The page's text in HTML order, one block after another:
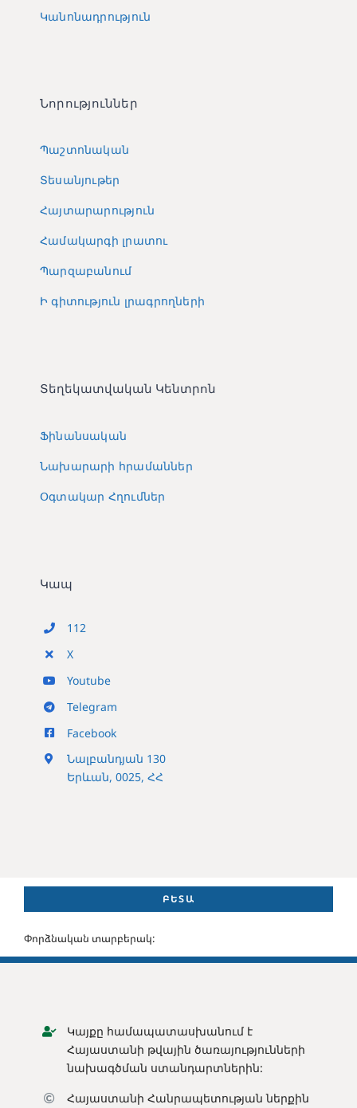
Կանոնադրություն
Նորություններ
Պաշտոնական
Տեսանյութեր
Հայտարարություն
Համակարգի լրատու
Պարզաբանում
Ի գիտություն լրագրողների
Տեղեկատվական Կենտրոն
Ֆինանսական
Նախարարի հրամաններ
Օգտակար Հղումներ
Կապ
112
X
Youtube
Telegram
Facebook
Նալբանդյան 130
Երևան, 0025, ՀՀ
ԲԵՏԱ
Փորձնական տարբերակ:
Կայքը համապատասխանում է
Հայաստանի թվային ծառայությունների
նախագծման ստանդարտներին:
Հայաստանի Հանրապետության ներքին